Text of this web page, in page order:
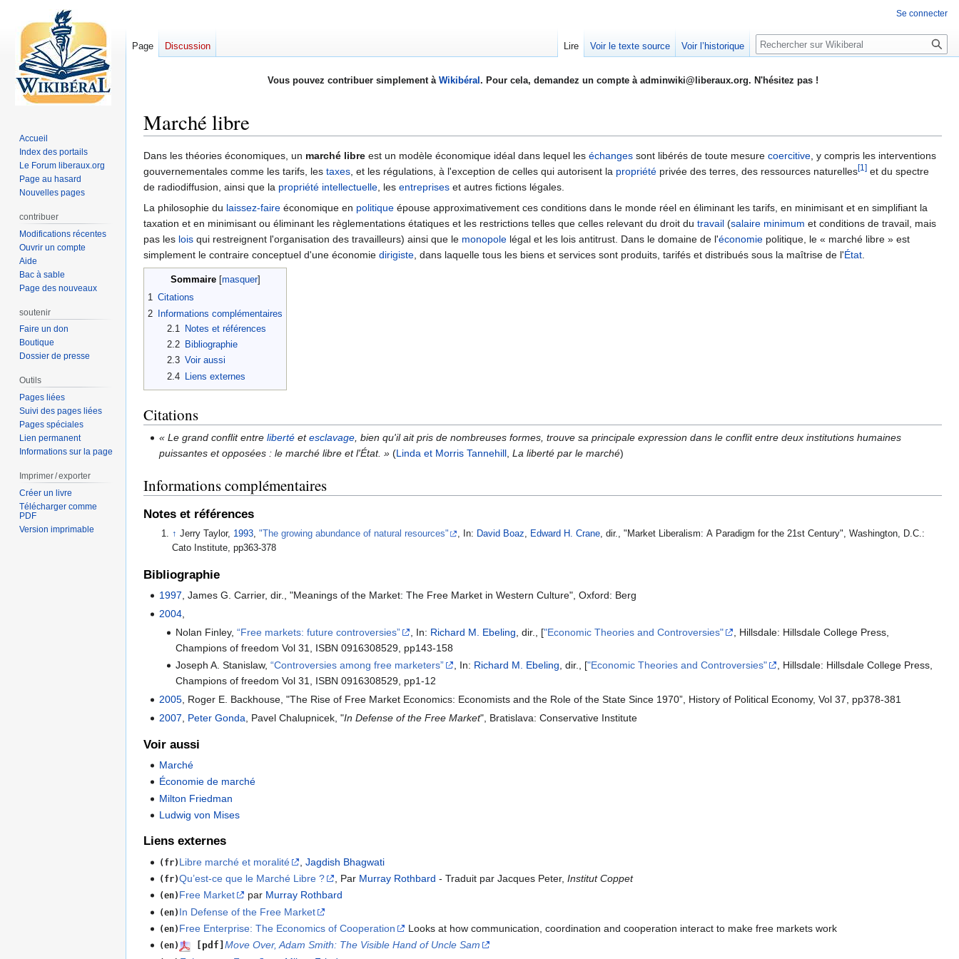
Vous pouvez contribuer simplement à Wikibéral . Pour cela, demandez un compte à adminwiki@liberaux.org. N'hésitez pas !
Marché libre
Aller
à
la
navigation
Aller
à
la
recherche
Dans les théories économiques, un marché libre est un modèle économique idéal dans lequel les échanges sont libérés de toute mesure coercitive, y compris les interventions
gouvernementales comme les tarifs, les taxes, et les régulations, à l'exception de celles qui autorisent la propriété privée des terres, des ressources naturelles[1] et du spectre
de radiodiffusion, ainsi que la propriété intellectuelle, les entreprises et autres fictions légales.
La philosophie du laissez-faire économique en politique épouse approximativement ces conditions dans le monde réel en éliminant les tarifs, en minimisant et en simplifiant la
taxation et en minimisant ou éliminant les règlementations étatiques et les restrictions telles que celles relevant du droit du travail (salaire minimum et conditions de travail, mais
pas les lois qui restreignent l'organisation des travailleurs) ainsi que le monopole légal et les lois antitrust. Dans le domaine de l'économie politique, le « marché libre » est
simplement le contraire conceptuel d'une économie dirigiste, dans laquelle tous les biens et services sont produits, tarifés et distribués sous la maîtrise de l'État.
Sommaire
1 Citations
2
Informations complémentaires
2.1
Notes et références
2.2
Bibliographie
2.3 Voir aussi
2.4
Liens externes
Citations
« Le grand conflit entreliberté etesclavage , bien qu'il ait pris de nombreuses formes, trouve sa principale expression dans le conflit entre deux institutions humaines
puissantes et opposées : le marché libre et l'État. » (Linda et Morris Tannehill ,La liberté par le marché)
Informations complémentaires
Notes et références
↑ Jerry Taylor, 1993,"The growing abundance of natural resources" , In: David Boaz, Edward H. Crane, dir., "Market Liberalism: A Paradigm for the 21st Century", Washington, D.C.:
Cato Institute, pp363-378
Bibliographie
1997 , James G. Carrier, dir., "Meanings of the Market: The Free Market in Western Culture", Oxford: Berg
2004
Nolan Finley, “Free markets: future controversies” , In: Richard M. Ebeling, dir., ["Economic Theories and Controversies"
, Hillsdale: Hillsdale College Press,
Champions of freedom Vol 31, ISBN 0916308529, pp143-158
Joseph A. Stanislaw, “Controversies among free marketers” , In: Richard M. Ebeling , dir., ["Economic Theories and Controversies"
, Hillsdale: Hillsdale College Press,
Champions of freedom Vol 31, ISBN 0916308529, pp1-12
2005 , Roger E. Backhouse, "The Rise of Free Market Economics: Economists and the Role of the State Since 1970”, History of Political Economy, Vol 37, pp378-381
2007
Peter Gonda , Pavel Chalupnicek, "In Defense of the Free Market", Bratislava: Conservative Institute
Voir aussi
Marché
Économie de marché
Milton Friedman
Ludwig von Mises
Liens externes
(fr) Libre marché et moralité ,Jagdish Bhagwati
(fr)Qu’est-ce que le Marché Libre ? , Par Murray Rothbard - Traduit par Jacques Peter,Institut Coppet
(en) Free Market par Murray Rothbard
(en) In Defense of the Free Market
(en) Free Enterprise: The Economics of Cooperation Looks at how communication, coordination and cooperation interact to make free markets work
(en) [pdf]Move Over, Adam Smith: The Visible Hand of Uncle Sam
Se connecter
Page Discussion Lire Voir le texte source Voir l’historique Rechercher
Accueil
Index des portails
Le Forum liberaux.org
Page au hasard
Nouvelles pages
contribuer
Modifications récentes
Ouvrir un compte
Aide
Bac à sable
Page des nouveaux
soutenir
Faire un don
Boutique
Dossier de presse
Outils
Pages liées
Suivi des pages liées
Pages spéciales
Lien permanent
Informations sur la page
Imprimer / exporter
Créer un livre
Télécharger comme
PDF
Version imprimable